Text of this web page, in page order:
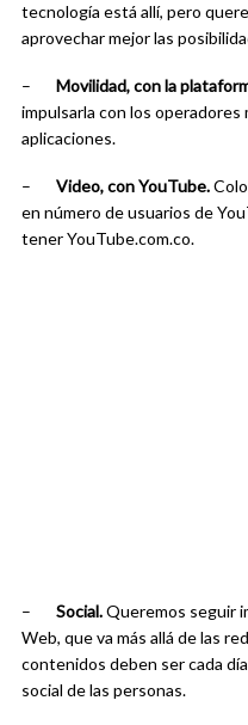
tecnología está allí, pero
aprovechar mejor las
– Movilidad, con la
impulsarla con los operadores
aplicaciones.
– Video, con YouTube.
en número de usuarios de
tener YouTube.com.co.
– Social.Queremos seguir
Web, que va más allá de las
contenidos deben ser cada
social de las personas.